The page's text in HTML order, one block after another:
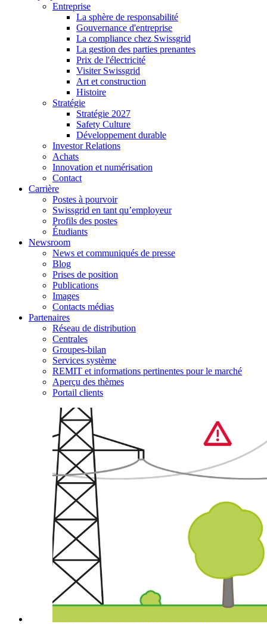
Entreprise
La sphère de responsabilité
Gouvernance d'entreprise
La compliance chez Swissgrid
La gestion des parties prenantes
Prix de l'électricité
Visiter Swissgrid
Art et construction
Histoire
Stratégie
Stratégie 2027
Safety Culture
Développement durable
Investor Relations
Achats
Innovation et numérisation
Contact
Carrière
Postes à pourvoir
Swissgrid en tant qu’employeur
Profils des postes
Étudiants
Newsroom
News et communiqués de presse
Blog
Prises de position
Publications
Images
Contacts médias
Partenaires
Réseau de distribution
Centrales
Groupes-bilan
Services système
REMIT et informations pertinentes pour le marché
Aperçu des thèmes
Portail clients